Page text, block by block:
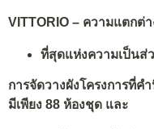
VITTORIO – ความแตกต่า
ที่สุดแห่งความเป็นส่
การจัดวางผังโครงการที่ค
มีเพียง 88 ห้องชุด และ